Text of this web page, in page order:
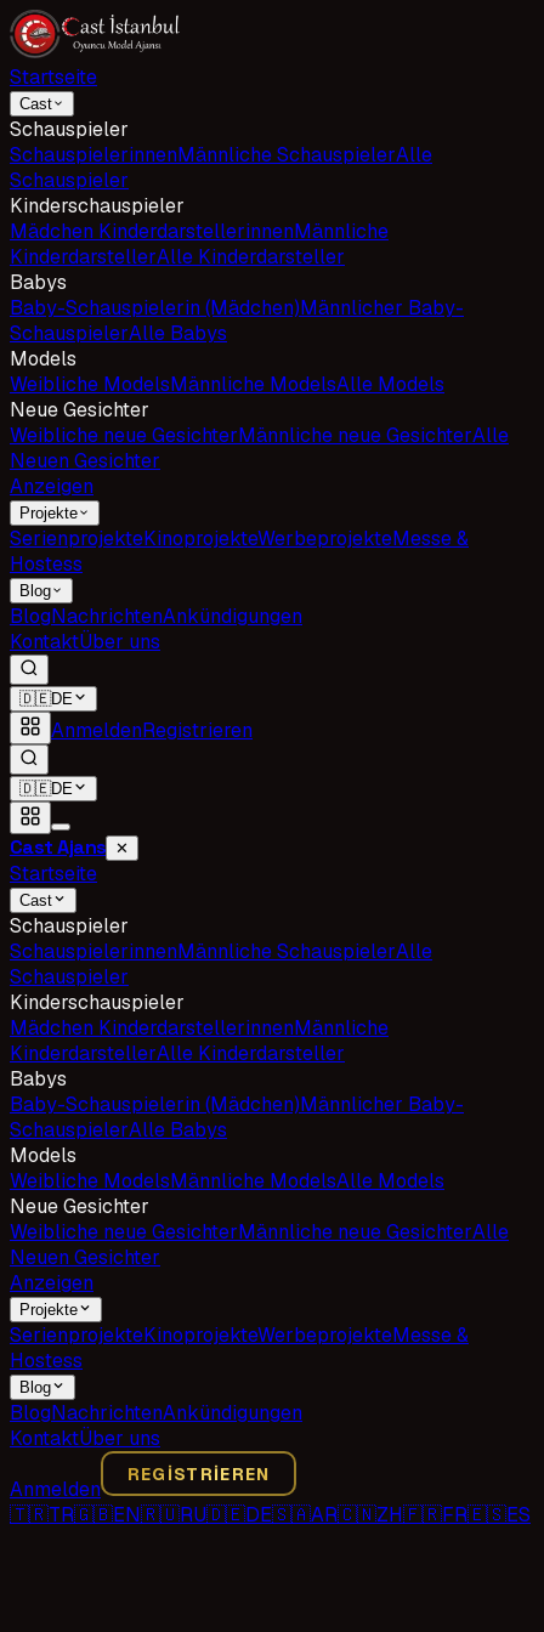
Startseite
Cast
Schauspieler
SchauspielerinnenMännliche SchauspielerAlle
Schauspieler
Kinderschauspieler
Mädchen KinderdarstellerinnenMännliche
KinderdarstellerAlle Kinderdarsteller
Babys
Baby-Schauspielerin (Mädchen)Männlicher Baby-
SchauspielerAlle Babys
Models
Weibliche ModelsMännliche ModelsAlle Models
Neue Gesichter
Weibliche neue GesichterMännliche neue GesichterAlle
Neuen Gesichter
Anzeigen
Projekte
SerienprojekteKinoprojekteWerbeprojekteMesse &
Hostess
Blog
BlogNachrichtenAnkündigungen
KontaktÜber uns
🇩🇪DE
AnmeldenRegistrieren
🇩🇪DE
Cast Ajans ✕
Startseite
Cast
Schauspieler
SchauspielerinnenMännliche SchauspielerAlle
Schauspieler
Kinderschauspieler
Mädchen KinderdarstellerinnenMännliche
KinderdarstellerAlle Kinderdarsteller
Babys
Baby-Schauspielerin (Mädchen)Männlicher Baby-
SchauspielerAlle Babys
Models
Weibliche ModelsMännliche ModelsAlle Models
Neue Gesichter
Weibliche neue GesichterMännliche neue GesichterAlle
Neuen Gesichter
Anzeigen
Projekte
SerienprojekteKinoprojekteWerbeprojekteMesse &
Hostess
Blog
BlogNachrichtenAnkündigungen
KontaktÜber uns
Anmelden
REGISTRIEREN
🇹🇷TR🇬🇧EN🇷🇺RU🇩🇪DE🇸🇦AR🇨🇳ZH🇫🇷FR🇪🇸ES